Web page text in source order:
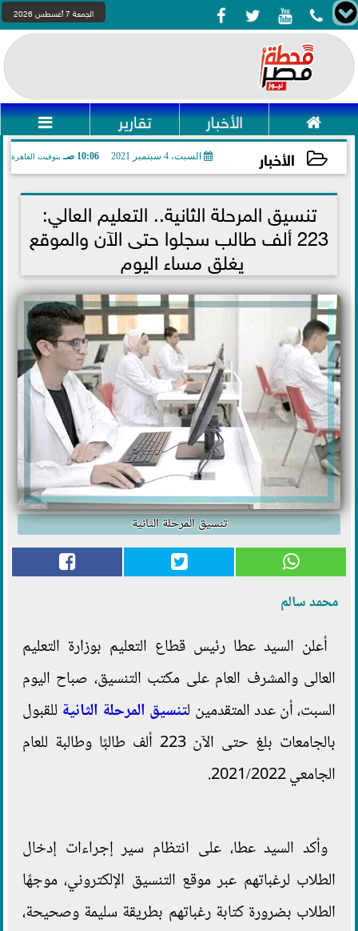
    الجمعة 7 أغسطس 2026
 الأخبار تقارير 
الأخبار السبت، 4 سبتمبر 2021 10:06 صـ بتوقيت القاهرة
2021-09-04 10:06:40تنسيق المرحلة الثانية.. التعليم العالي:
223 ألف طالب سجلوا حتى الآن والموقع
يغلق مساء اليوم
تنسيق المرحلة الثانية
محمد سالم
أعلن السيد عطا رئيس قطاع التعليم بوزارة التعليم
العالى والمشرف العام على مكتب التنسيق، صباح اليوم
السبت، أن عدد المتقدمين لتنسيق المرحلة الثانية للقبول
بالجامعات بلغ حتى الآن 223 ألف طالبًا وطالبة للعام
الجامعي 2021/2022.
وأكد السيد عطا، على انتظام سير إجراءات إدخال
الطلاب لرغباتهم عبر موقع التنسيق الإلكتروني، موجهًا
الطلاب بضرورة كتابة رغباتهم بطريقة سليمة وصحيحة،